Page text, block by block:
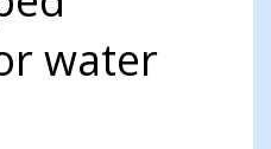
water